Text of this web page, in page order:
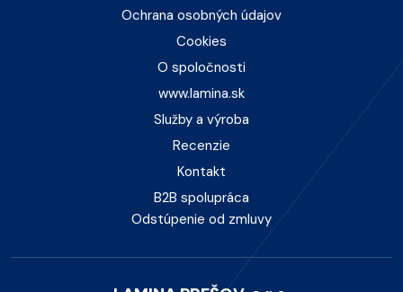
Ochrana osobných údajov
Cookies
O spoločnosti
www.lamina.sk
Služby a výroba
Recenzie
Kontakt
B2B spolupráca
Odstúpenie od zmluvy